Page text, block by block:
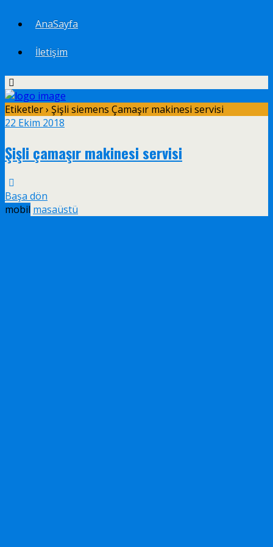
AnaSayfa
İletişim
Etiketler › Şişli siemens Çamaşır makinesi servisi
22 Ekim 2018
Şişli çamaşır makinesi servisi
Başa dön
mobil masaüstü